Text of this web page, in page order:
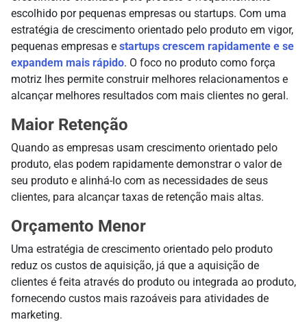
escolhido por pequenas empresas ou startups. Com uma
estratégia de crescimento orientado pelo produto em vigor,
pequenas empresas e startups crescem rapidamente e se
expandem mais rápido. O foco no produto como força
motriz lhes permite construir melhores relacionamentos e
alcançar melhores resultados com mais clientes no geral.
Maior Retenção
Quando as empresas usam crescimento orientado pelo
produto, elas podem rapidamente demonstrar o valor de
seu produto e alinhá-lo com as necessidades de seus
clientes, para alcançar taxas de retenção mais altas.
Orçamento Menor
Uma estratégia de crescimento orientado pelo produto
reduz os custos de aquisição, já que a aquisição de
clientes é feita através do produto ou integrada ao produto,
fornecendo custos mais razoáveis para atividades de
marketing.